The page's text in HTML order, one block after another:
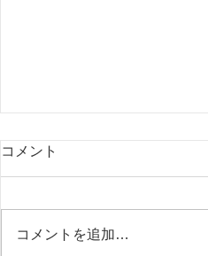
コメント
コメントを追加…